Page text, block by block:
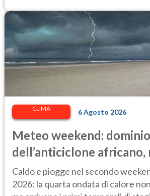
CLIMA 6 Agosto 2026
Meteo weekend: dominio
dell’anticiclone africano,
attenzione ai temporali
previsioni
Caldo e piogge nel secondo
2026: la quarta ondata di calore